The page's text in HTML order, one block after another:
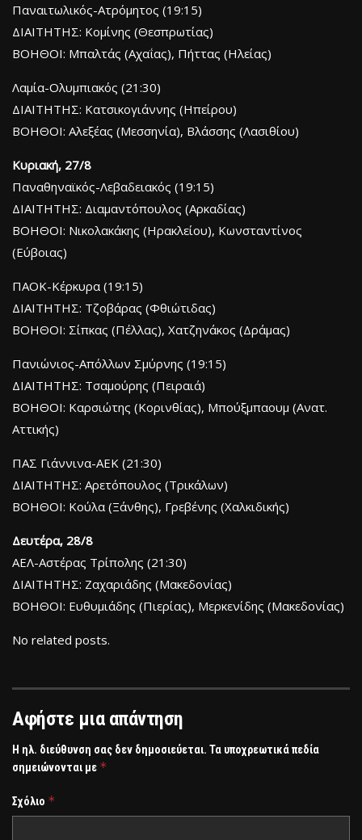
Παναιτωλικός-Ατρόμητος (19:15)
ΔΙΑΙΤΗΤΗΣ: Κομίνης (Θεσπρωτίας)
ΒΟΗΘΟΙ: Μπαλτάς (Αχαΐας), Πήττας (Ηλείας)
Λαμία-Ολυμπιακός (21:30)
ΔΙΑΙΤΗΤΗΣ: Κατσικογιάννης (Ηπείρου)
ΒΟΗΘΟΙ: Αλεξέας (Μεσσηνία), Βλάσσης (Λασιθίου)
Κυριακή, 27/8
Παναθηναϊκός-Λεβαδειακός (19:15)
ΔΙΑΙΤΗΤΗΣ: Διαμαντόπουλος (Αρκαδίας)
ΒΟΗΘΟΙ: Νικολακάκης (Ηρακλείου), Κωνσταντίνος
(Εύβοιας)
ΠΑΟΚ-Κέρκυρα (19:15)
ΔΙΑΙΤΗΤΗΣ: Τζοβάρας (Φθιώτιδας)
ΒΟΗΘΟΙ: Σίπκας (Πέλλας), Χατζηνάκος (Δράμας)
Πανιώνιος-Απόλλων Σμύρνης (19:15)
ΔΙΑΙΤΗΤΗΣ: Τσαμούρης (Πειραιά)
ΒΟΗΘΟΙ: Καρσιώτης (Κορινθίας), Μπούξμπαουμ (Ανατ.
Αττικής)
ΠΑΣ Γιάννινα-ΑΕΚ (21:30)
ΔΙΑΙΤΗΤΗΣ: Αρετόπουλος (Τρικάλων)
ΒΟΗΘΟΙ: Κούλα (Ξάνθης), Γρεβένης (Χαλκιδικής)
Δευτέρα, 28/8
ΑΕΛ-Αστέρας Τρίπολης (21:30)
ΔΙΑΙΤΗΤΗΣ: Ζαχαριάδης (Μακεδονίας)
ΒΟΗΘΟΙ: Ευθυμιάδης (Πιερίας), Μερκενίδης (Μακεδονίας)
No related posts.
Αφήστε μια απάντηση
Η ηλ. διεύθυνση σας δεν δημοσιεύεται. Τα υποχρεωτικά πεδία
σημειώνονται με *
Σχόλιο *